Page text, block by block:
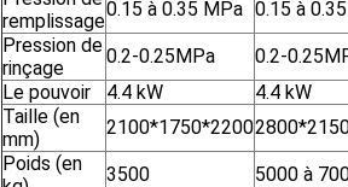
remplissage
0.15 à 0.35 MPa 0.15 à
Pression de
rinçage
0.2-0.25MPa 0.2-
Le pouvoir
4.4 kW 4.4 kW
Taille (en
mm)
2100*1750*2200
Poids (en
3500 5000 à